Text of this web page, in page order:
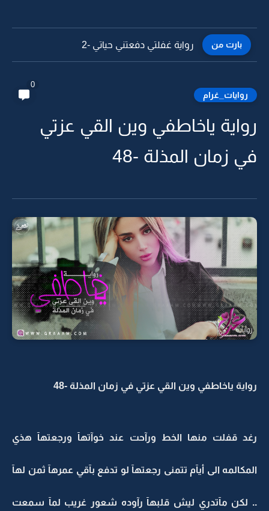
بارت من رواية غفلتي دفعتني حياتي -1
روايات_غرام
0
رواية ياخاطفي وين القي عزتي
في زمان المذلة -48
رواية ياخاطفي وين القي عزتي في زمان المذلة -48
رغد قفلت منها الخط ورآحت عند خوآتهآ ورجعتهآ هذي
المكالمه الى أيآم تتمنى رجعتهآ لو تدفع بآقي عمرهآ ثمن لهآ
.. لكن مآتدري ليش قلبهآ رآوده شعور غريب لمآ سمعت